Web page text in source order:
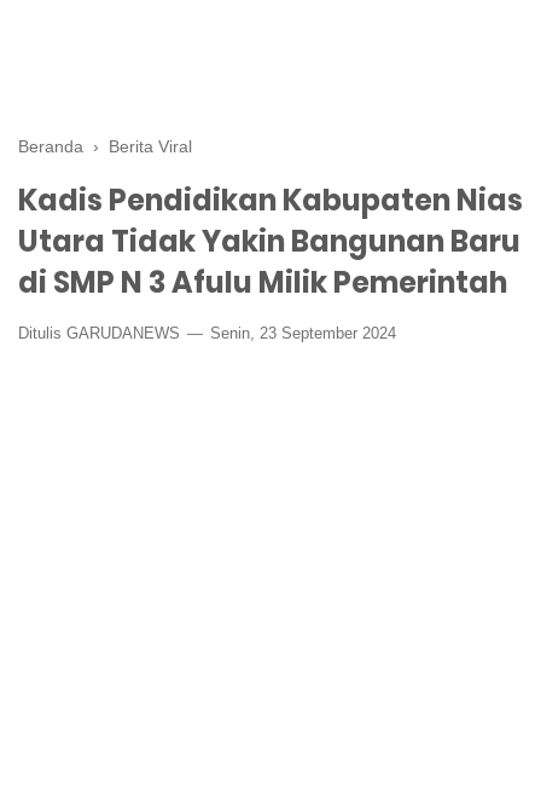
Beranda › Berita Viral
Kadis Pendidikan Kabupaten Nias
Utara Tidak Yakin Bangunan Baru
di SMP N 3 Afulu Milik Pemerintah
Ditulis GARUDANEWS Senin, 23 September 2024